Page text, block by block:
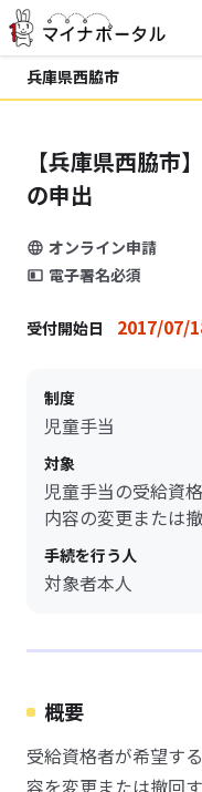
兵庫県西脇市
【兵庫県西脇市
の申出
オンライン申請
電子署名必須
受付開始日 2017/07/
制度
児童手当
対象
児童手当の受給資
内容の変更または
手続を行う人
対象者本人
概要
受給資格者が希望す
容を変更または撤回